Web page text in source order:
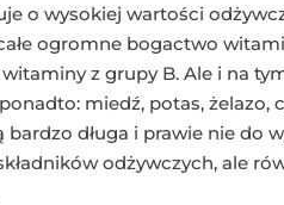
o wysokiej wartości
ogromne bogactwo
witaminy z grupy B. Ale i na
miedź, potas, żelazo,
bardzo długa i prawie nie do
odżywczych, ale